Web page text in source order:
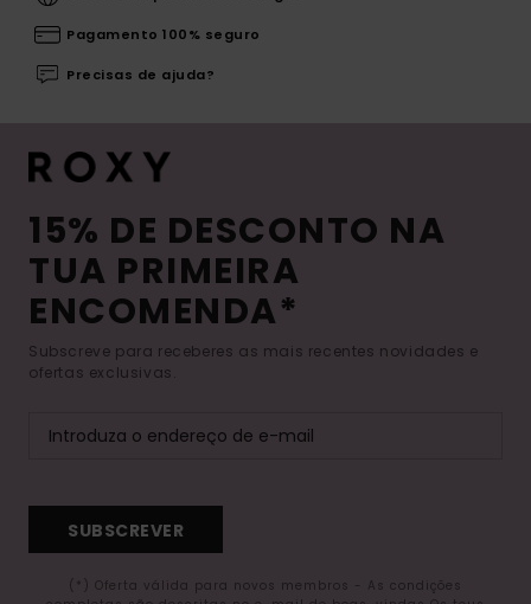
Pagamento 100% seguro
Precisas de ajuda?
15% DE DESCONTO NA
TUA PRIMEIRA
ENCOMENDA*
Subscreve para receberes as mais recentes novidades e
ofertas exclusivas.
SUBSCREVER
(*) Oferta válida para novos membros - As condições